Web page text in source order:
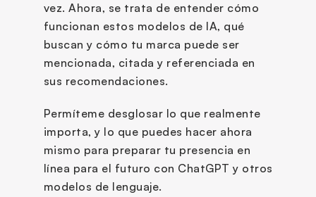
vez. Ahora, se trata de entender cómo
funcionan estos modelos de IA, qué
buscan y cómo tu marca puede ser
mencionada, citada y referenciada en
sus recomendaciones.
Permíteme desglosar lo que realmente
importa, y lo que puedes hacer ahora
mismo para preparar tu presencia en
línea para el futuro con ChatGPT y otros
modelos de lenguaje.